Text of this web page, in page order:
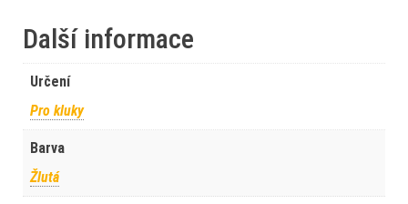
Další informace
Určení
Pro kluky
Barva
Žlutá